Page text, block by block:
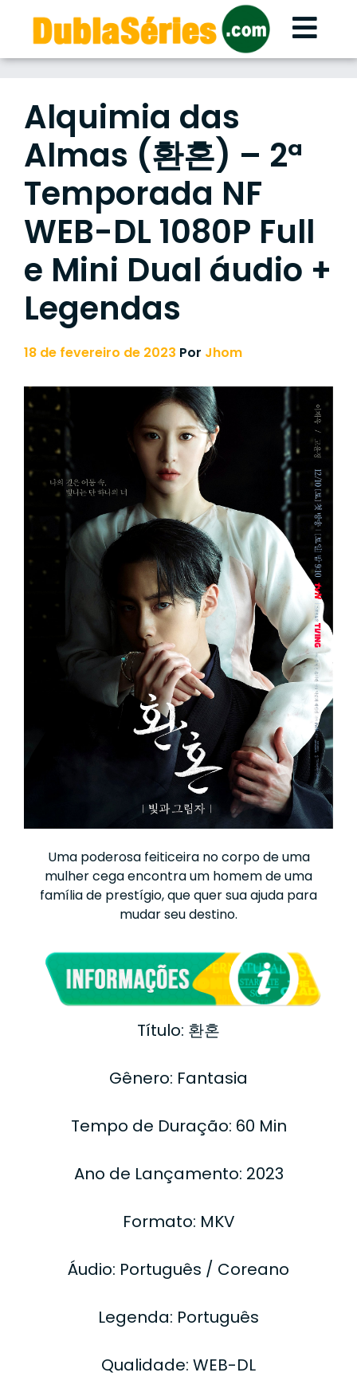
content
Alquimia das
Almas (환혼) – 2ª
Temporada NF
WEB-DL 1080P Full
e Mini Dual áudio +
Legendas
18 de fevereiro de 2023 Por Jhom
Uma poderosa feiticeira no corpo de uma
mulher cega encontra um homem de uma
família de prestígio, que quer sua ajuda para
mudar seu destino.
Título: 환혼
Gênero: Fantasia
Tempo de Duração: 60 Min
Ano de Lançamento: 2023
Formato: MKV
Áudio: Português / Coreano
Legenda: Português
Qualidade: WEB-DL